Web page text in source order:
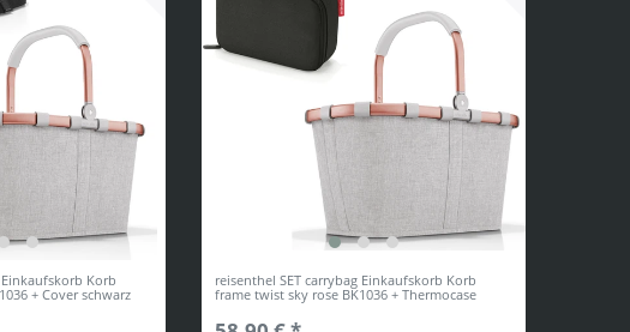
Korb
+ Cover schwarz
reisenthel SET carrybag Einkaufskorb Korb
frame twist sky rose BK1036 + Thermocase